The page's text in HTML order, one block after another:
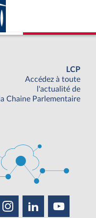
LCP
Accédez à toute
l'actualité de
la Chaine Parlementaire